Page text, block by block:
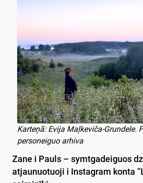
Karteņā: Evija Maļkeviča-Grundele.
personeiguo arhiva
Zane i Pauls – symtgadeiguos
atjaunuotuoji i Instagram konta “